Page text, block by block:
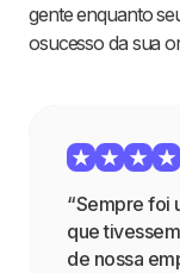
gente enquanto
osucesso da sua
“Sempre foi
que
de nossa